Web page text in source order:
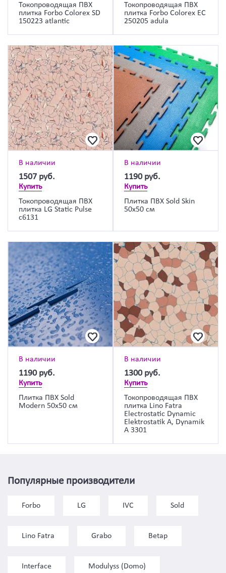
Токопроводящая ПВХ
плитка Forbo Colorex SD
150223 atlantic
Токопроводящая ПВХ
плитка Forbo Colorex EC
250205 adula
В наличии
1507 руб.
Купить
Токопроводящая ПВХ
плитка LG Static Pulse
c6131
В наличии
1190 руб.
Купить
Плитка ПВХ Sold Skin
50х50 см
В наличии
1190 руб.
Купить
Плитка ПВХ Sold
Modern 50х50 см
В наличии
1300 руб.
Купить
Токопроводящая ПВХ
плитка Lino Fatra
Electrostatic Dynamic
Elektrostatik A, Dynamik
A 3301
Популярные производители
Forbo LG IVC Sold
Lino Fatra Grabo Betap
Interface Modulyss (Domo)